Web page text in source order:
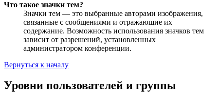
Что такое значки тем?
Значки тем — это выбранные авторами изображения,
связанные с сообщениями и отражающие их
содержание. Возможность использования значков тем
зависит от разрешений, установленных
администратором конференции.
Вернуться к началу
Уровни пользователей и группы